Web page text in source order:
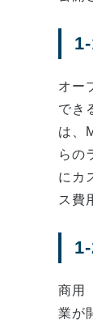
オー
でき
は、
らの
にカ
ス費
商用
業が